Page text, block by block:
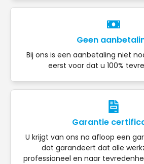
Geen
Bij ons is een aanbetaling niet
eerst voor dat u 100%
Garantie
U krijgt van ons na afloop een
dat garandeert dat alle
professioneel en naar